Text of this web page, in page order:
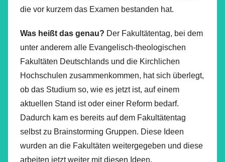
die vor kurzem das Examen bestanden hat.
Was heißt das genau? Der Fakultätentag, bei dem
unter anderem alle Evangelisch-theologischen
Fakultäten Deutschlands und die Kirchlichen
Hochschulen zusammenkommen, hat sich überlegt,
ob das Studium so, wie es jetzt ist, auf einem
aktuellen Stand ist oder einer Reform bedarf.
Dadurch kam es bereits auf dem Fakultätentag
selbst zu Brainstorming Gruppen. Diese Ideen
wurden an die Fakultäten weitergegeben und diese
arbeiten jetzt weiter mit diesen Ideen.